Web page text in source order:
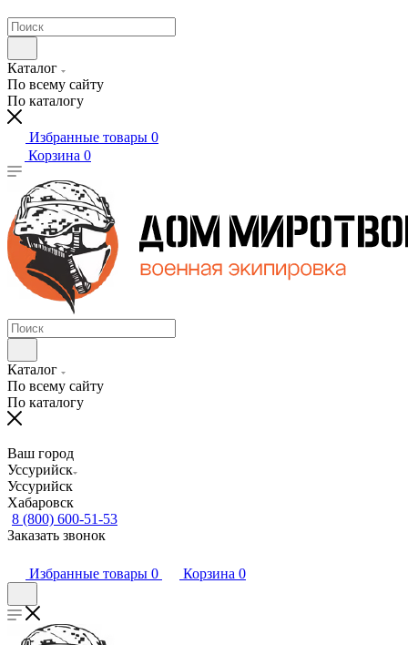
Каталог
По всему сайту
По каталогу
Избранные товары 0
Корзина 0
Каталог
По всему сайту
По каталогу
Ваш город
Уссурийск
Уссурийск
Хабаровск
8 (800) 600-51-53
Заказать звонок
Избранные товары 0 Корзина 0